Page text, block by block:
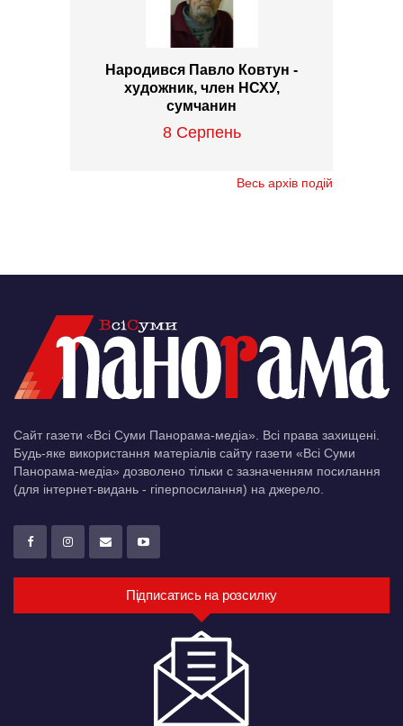
Народився Павло Ковтун -
художник, член НСХУ,
сумчанин
8 Серпень
Весь архів подій
Сайт газети «Всі Суми Панорама-медіа». Всі права захищені.
Будь-яке використання матеріалів сайту газети «Всі Суми
Панорама-медіа» дозволено тільки c зазначенням посилання
(для інтернет-видань - гіперпосилання) на джерело.
Підписатись на розсилку